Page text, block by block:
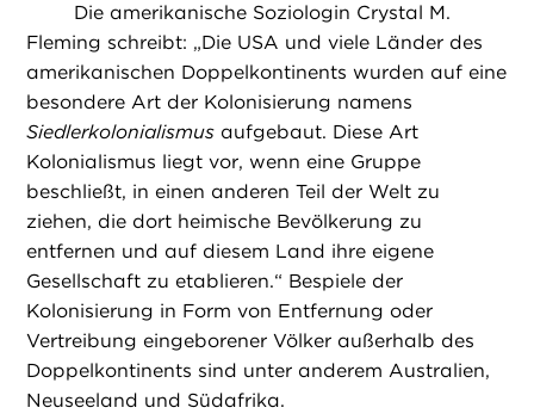
Die amerikanische Soziologin Crystal M.
Fleming schreibt: „Die USA und viele Länder des
amerikanischen Doppelkontinents wurden auf eine
besondere Art der Kolonisierung namens
Siedlerkolonialismus aufgebaut. Diese Art
Kolonialismus liegt vor, wenn eine Gruppe
beschließt, in einen anderen Teil der Welt zu
ziehen, die dort heimische Bevölkerung zu
entfernen und auf diesem Land ihre eigene
Gesellschaft zu etablieren.“ Bespiele der
Kolonisierung in Form von Entfernung oder
Vertreibung eingeborener Völker außerhalb des
Doppelkontinents sind unter anderem Australien,
Neuseeland und Südafrika.